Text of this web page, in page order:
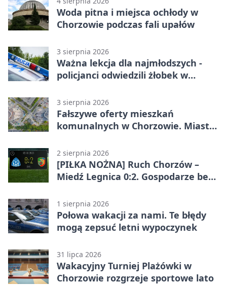
Woda pitna i miejsca ochłody w
Chorzowie podczas fali upałów
3 sierpnia 2026
Ważna lekcja dla najmłodszych -
policjanci odwiedzili żłobek w
3 sierpnia 2026
Fałszywe oferty mieszkań
komunalnych w Chorzowie. Miasto
2 sierpnia 2026
[PIŁKA NOŻNA] Ruch Chorzów –
Miedź Legnica 0:2. Gospodarze bez
1 sierpnia 2026
Połowa wakacji za nami. Te błędy
mogą zepsuć letni wypoczynek
31 lipca 2026
Wakacyjny Turniej Plażówki w
Chorzowie rozgrzeje sportowe lato